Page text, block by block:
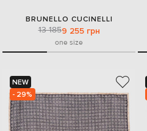
BRUNELLO CUCINELLI
13 1859 255 грн
one size
NEW
- 29%